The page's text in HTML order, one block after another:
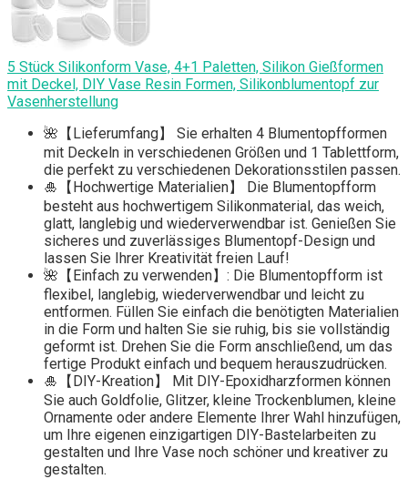
5 Stück Silikonform Vase, 4+1 Paletten, Silikon Gießformen
mit Deckel, DIY Vase Resin Formen, Silikonblumentopf zur
Vasenherstellung
🌺【Lieferumfang】 Sie erhalten 4 Blumentopfformen
mit Deckeln in verschiedenen Größen und 1 Tablettform,
die perfekt zu verschiedenen Dekorationsstilen passen.
🎍【Hochwertige Materialien】 Die Blumentopfform
besteht aus hochwertigem Silikonmaterial, das weich,
glatt, langlebig und wiederverwendbar ist. Genießen Sie
sicheres und zuverlässiges Blumentopf-Design und
lassen Sie Ihrer Kreativität freien Lauf!
🌺【Einfach zu verwenden】: Die Blumentopfform ist
flexibel, langlebig, wiederverwendbar und leicht zu
entformen. Füllen Sie einfach die benötigten Materialien
in die Form und halten Sie sie ruhig, bis sie vollständig
geformt ist. Drehen Sie die Form anschließend, um das
fertige Produkt einfach und bequem herauszudrücken.
🎍【DIY-Kreation】 Mit DIY-Epoxidharzformen können
Sie auch Goldfolie, Glitzer, kleine Trockenblumen, kleine
Ornamente oder andere Elemente Ihrer Wahl hinzufügen,
um Ihre eigenen einzigartigen DIY-Bastelarbeiten zu
gestalten und Ihre Vase noch schöner und kreativer zu
gestalten.